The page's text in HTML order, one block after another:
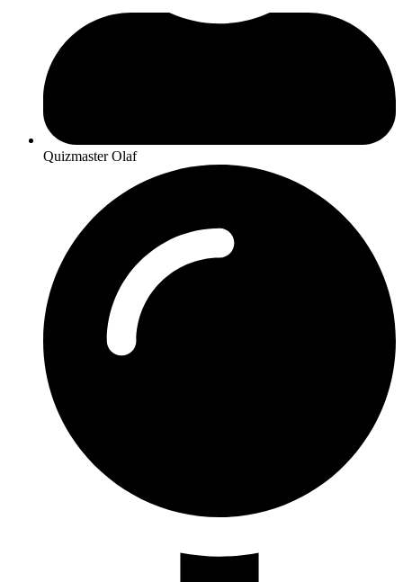
Quizmaster Olaf